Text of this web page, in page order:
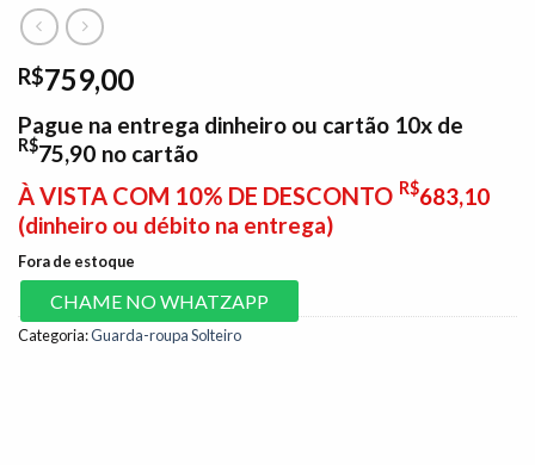
R$759,00
Pague na entrega dinheiro ou cartão 10x de
R$75,90 no cartão
À VISTA COM 10% DE DESCONTO R$683,10
(dinheiro ou débito na entrega)
Fora de estoque
CHAME NO WHATZAPP
Categoria:Guarda-roupa Solteiro